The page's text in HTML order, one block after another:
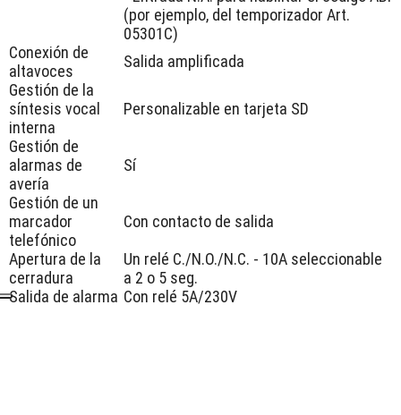
(por ejemplo, del temporizador Art.
05301C)
Conexión de
altavoces
Salida amplificada
Gestión de la
síntesis vocal
interna
Personalizable en tarjeta SD
Gestión de
alarmas de
avería
Sí
Gestión de un
marcador
telefónico
Con contacto de salida
Apertura de la
cerradura
Un relé C./N.O./N.C. - 10A seleccionable
a 2 o 5 seg.
Salida de alarma Con relé 5A/230V